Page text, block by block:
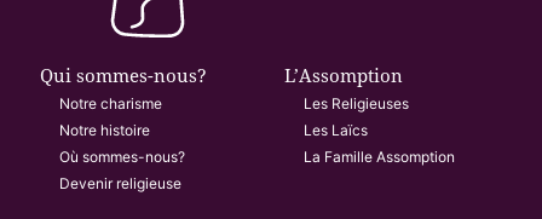
Qui sommes-nous?
Notre charisme
Notre histoire
Où sommes-nous?
Devenir religieuse
L’Assomption
Les Religieuses
Les Laïcs
La Famille Assomption